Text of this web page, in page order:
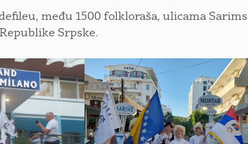
među 1500 folkloraša, ulicama
Srpske.